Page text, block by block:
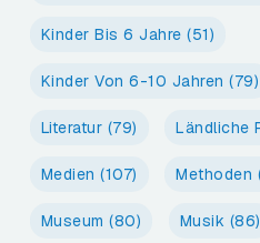
Kinder Bis 6 Jahre (51)
Kinder Von 6-10 Jahren (79)
Literatur (79) Ländliche
Medien (107) Methoden
Museum (80) Musik (86)